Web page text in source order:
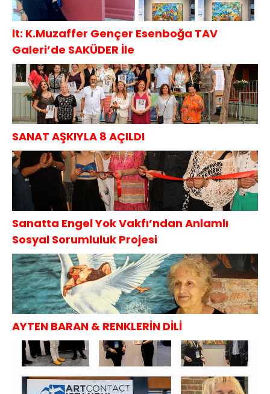
lt: K.Muzaffer Gençer Esenboğa TAV
Galeri’de SAKÜDER İle
SANAT AŞKIYLA 8 AÇILDI
Sanatta Engel Yok Vakfı’ndan Anlamlı
Sosyal Sorumluluk Projesi
AYTEN BARAN & RENKLERİN DİLİ